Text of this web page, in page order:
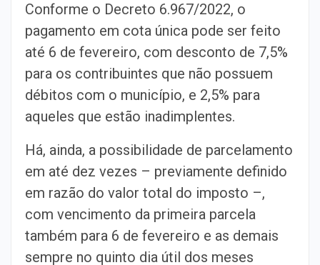
Conforme o Decreto 6.967/2022, o
pagamento em cota única pode ser feito
até 6 de fevereiro, com desconto de 7,5%
para os contribuintes que não possuem
débitos com o município, e 2,5% para
aqueles que estão inadimplentes.
Há, ainda, a possibilidade de parcelamento
em até dez vezes – previamente definido
em razão do valor total do imposto –,
com vencimento da primeira parcela
também para 6 de fevereiro e as demais
sempre no quinto dia útil dos meses